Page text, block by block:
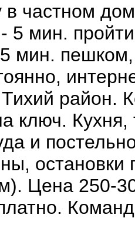
частном
5 мин.
мин.
район.
ключ.
и
остановки
Цена 250-